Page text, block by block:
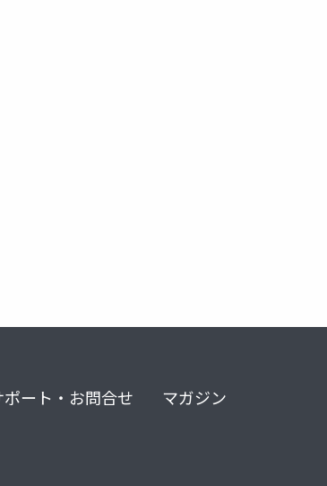
ポート・お問合せ マガジン